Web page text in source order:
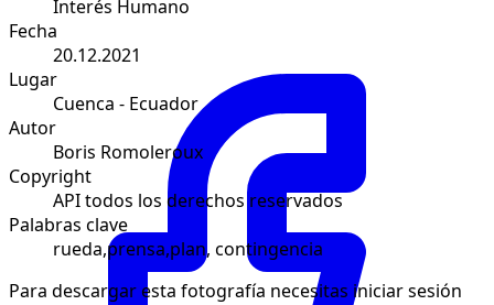
Interés Humano
Fecha
20.12.2021
Lugar
Cuenca - Ecuador
Autor
Boris Romoleroux
Copyright
API todos los derechos reservados
Palabras clave
rueda,prensa,plan, contingencia
Para descargar esta fotografía necesitas iniciar sesión